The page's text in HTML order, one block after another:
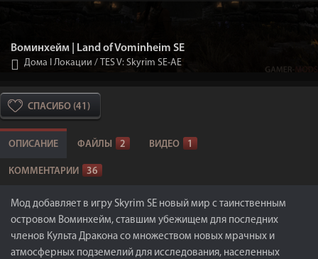
Воминхейм | Land of Vominheim SE
Дома I Локации / TES V: Skyrim SE-AE
СПАСИБО (41)
ОПИСАНИЕ ФАЙЛЫ 2 ВИДЕО 1
КОММЕНТАРИИ 36
Мод добавляет в игру Skyrim SE новый мир с таинственным
островом Воминхейм, ставшим убежищем для последних
членов Культа Дракона со множеством новых мрачных и
атмосферных подземелий для исследования, населенных